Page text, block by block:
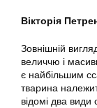
Вікторія
Зовнішній
величчю і
є найбільшим
тварина
відомі два